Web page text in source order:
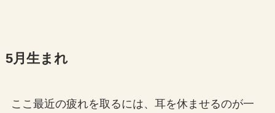
5月生まれ
ここ最近の疲れを取るには、耳を休ませるのが一